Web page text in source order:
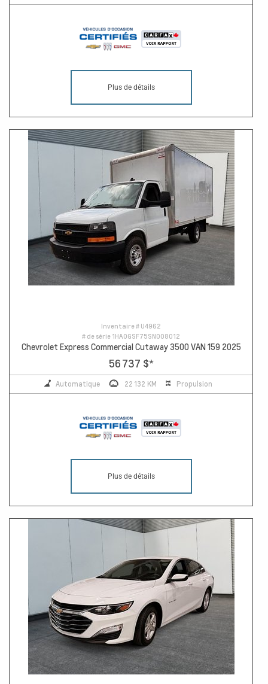
Plus de détails
Inventaire # U4962
# de série 1HA0GSF75SN008012
Chevrolet Express Commercial Cutaway 3500 VAN 159 2025
56 737 $*
Automatique 22 132 KM Propulsion
Plus de détails